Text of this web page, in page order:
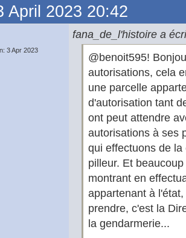
April 2023 20:42
3 Apr 2023
fana_de_l'histoire a
@benoit595!
autorisations, cela
une parcelle
d'autorisation tant
ont peut attendre
autorisations à ses
qui effectuons de
pilleur. Et
montrant en
appartenant à
prendre, c'est la
la gendarmerie...